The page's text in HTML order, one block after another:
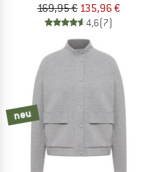
169,95 € 135,96 €
4,6(7)
neu